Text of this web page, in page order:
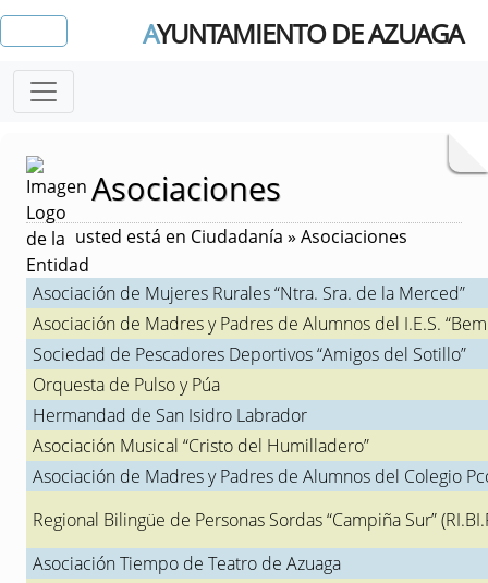
AYUNTAMIENTO DE AZUAGA
Asociaciones
usted está en Ciudadanía » Asociaciones
Asociación de Mujeres Rurales “Ntra. Sra. de la Merced”
Asociación de Madres y Padres de Alumnos del I.E.S.
Sociedad de Pescadores Deportivos “Amigos del Sotillo”
Orquesta de Pulso y Púa
Hermandad de San Isidro Labrador
Asociación Musical “Cristo del Humilladero”
Asociación de Madres y Padres de Alumnos del Colegio
Regional Bilingüe de Personas Sordas “Campiña Sur”
Asociación Tiempo de Teatro de Azuaga